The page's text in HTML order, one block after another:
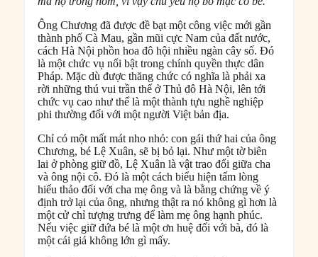
Ông Chương đã được đề bạt một công việc mới gần
thành phố Cà Mau, gần mũi cực Nam của đất nước,
cách Hà Nội phồn hoa đô hội nhiều ngàn cây số. Đó
là một chức vụ nổi bật trong chính quyền thực dân
Pháp. Mặc dù được thăng chức có nghĩa là phải xa
rời những thú vui trần thế ở Thủ đô Hà Nội, lên tới
chức vụ cao như thế là một thành tựu nghề nghiệp
phi thường đối với một người Việt bản địa.
Chỉ có một mất mát nho nhỏ: con gái thứ hai của ông
Chương, bé Lệ Xuân, sẽ bị bỏ lại. Như một tờ biên
lai ở phòng giữ đồ, Lệ Xuân là vật trao đổi giữa cha
và ông nội cô. Đó là một cách biểu hiện tấm lòng
hiếu thảo đối với cha mẹ ông và là bằng chứng về ý
định trở lại của ông, nhưng thật ra nó không gì hơn là
một cử chỉ tượng trưng để làm mẹ ông hạnh phúc.
Nếu việc giữ đứa bé là một ơn huệ đối với bà, đó là
một cái giá không lớn gì mấy.